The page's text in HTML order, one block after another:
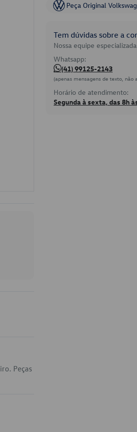
Peças
Peça Original
Tem dúvidas sobre a
Nossa equipe
Whatsapp:
(41) 99125-2143
(apenas mensagens de texto, não
Horário de atendimento:
Segunda à sexta, das 8h